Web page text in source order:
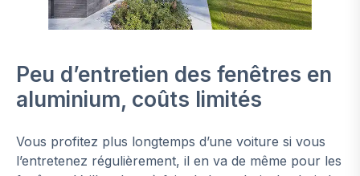
Peu d’entretien des fenêtres en
aluminium, coûts limités
Vous profitez plus longtemps d’une voiture si vous
l’entretenez régulièrement, il en va de même pour les